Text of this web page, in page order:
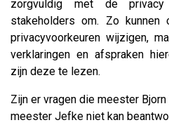
zorgvuldig met de
stakeholders om. Zo kunnen
privacyvoorkeuren wijzigen,
verklaringen en afspraken
zijn deze te lezen.
Zijn er vragen die meester
meester Jefke niet kan